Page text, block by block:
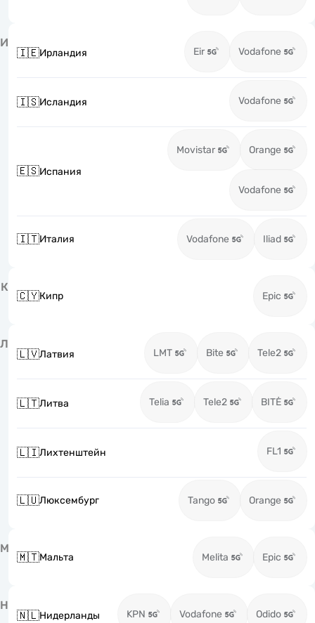
И
🇮🇪Ирландия Eir Vodafone
🇮🇸Исландия Vodafone
🇪🇸Испания
Movistar Orange
Vodafone
🇮🇹Италия Vodafone Iliad
К
🇨🇾Кипр Epic
Л
🇱🇻Латвия LMT Bite Tele2
🇱🇹Литва Telia Tele2 BITĖ
🇱🇮Лихтенштейн FL1
🇱🇺Люксембург Tango Orange
М
🇲🇹Мальта Melita Epic
Н
🇳🇱Нидерланды KPN Vodafone Odido